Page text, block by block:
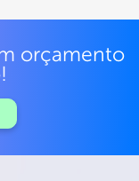
orçamento